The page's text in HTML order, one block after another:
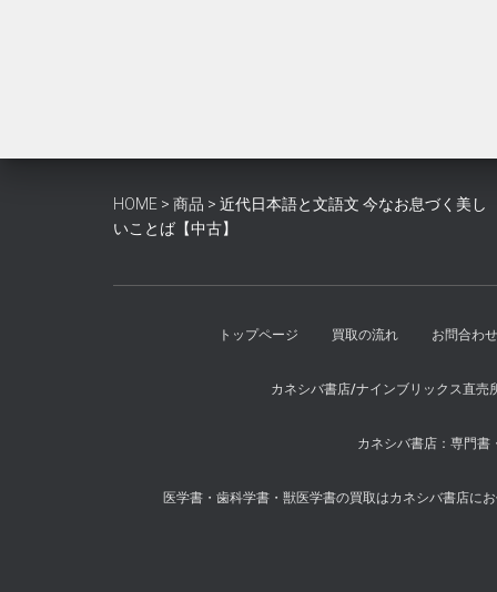
HOME > 商品 > 近代日本語と文語文 今なお息づく美し
いことば【中古】
トップページ 買取の流れ お問合わ
カネシバ書店/ナインブリックス直売
カネシバ書店：専門書
医学書・歯科学書・獣医学書の買取はカネシバ書店に